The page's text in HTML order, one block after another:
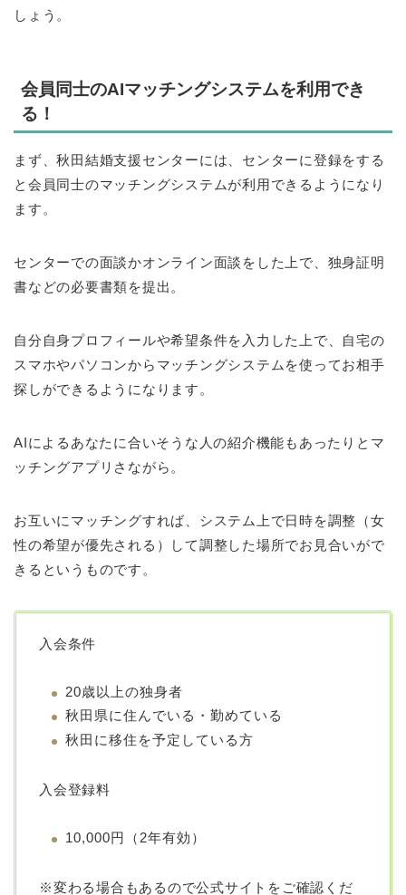
しょう。
会員同士のAIマッチングシステムを利用でき
る！
まず、秋田結婚支援センターには、センターに登録をする
と会員同士のマッチングシステムが利用できるようになり
ます。
センターでの面談かオンライン面談をした上で、独身証明
書などの必要書類を提出。
自分自身プロフィールや希望条件を入力した上で、自宅の
スマホやパソコンからマッチングシステムを使ってお相手
探しができるようになります。
AIによるあなたに合いそうな人の紹介機能もあったりとマ
ッチングアプリさながら。
お互いにマッチングすれば、システム上で日時を調整（女
性の希望が優先される）して調整した場所でお見合いがで
きるというものです。
入会条件
20歳以上の独身者
秋田県に住んでいる・勤めている
秋田に移住を予定している方
入会登録料
10,000円（2年有効）
※変わる場合もあるので公式サイトをご確認くだ